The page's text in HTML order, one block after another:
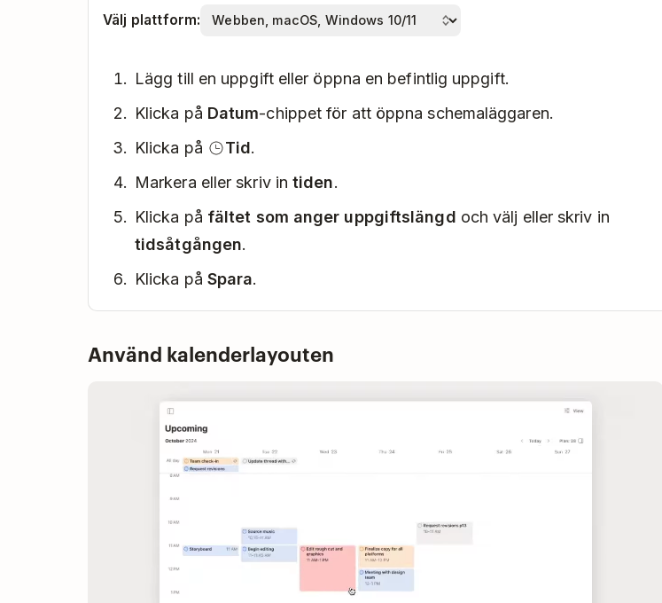
Välj plattform:
Lägg till en uppgift eller öppna en befintlig uppgift.
Klicka på Datum-chippet för att öppna schemaläggaren.
Klicka på
Tid.
Markera eller skriv intiden.
Klicka på fältet som anger uppgiftslängd och välj eller skriv in
tidsåtgången.
Klicka på Spara.
Använd kalenderlayouten